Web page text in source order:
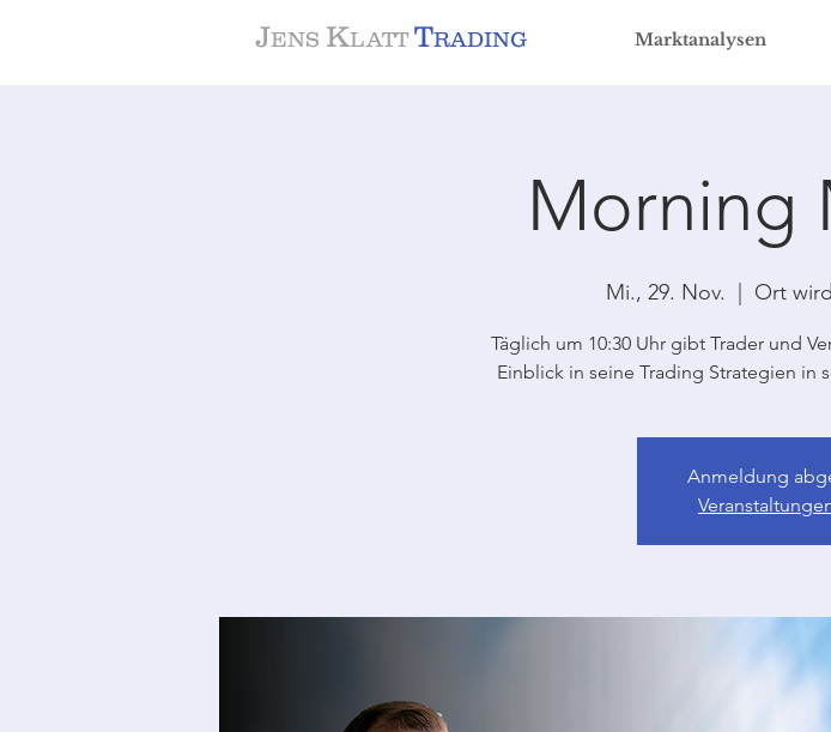
JENS KLATT TRADING Marktanalysen
Morning
Mi., 29. Nov. Ort
Täglich um 10:30 Uhr gibt Trader und
Einblick in seine Trading Strategien in
Anmeldung